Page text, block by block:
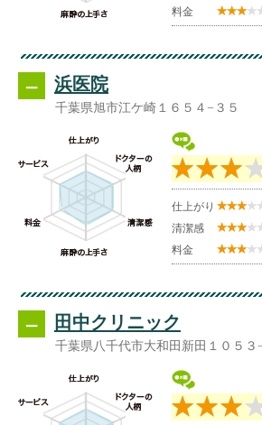
料金
-- 浜医院
千葉県旭市江ケ崎１６５４−３５
仕上がり
清潔感
料金
-- 田中クリニック
千葉県八千代市大和田新田１０５